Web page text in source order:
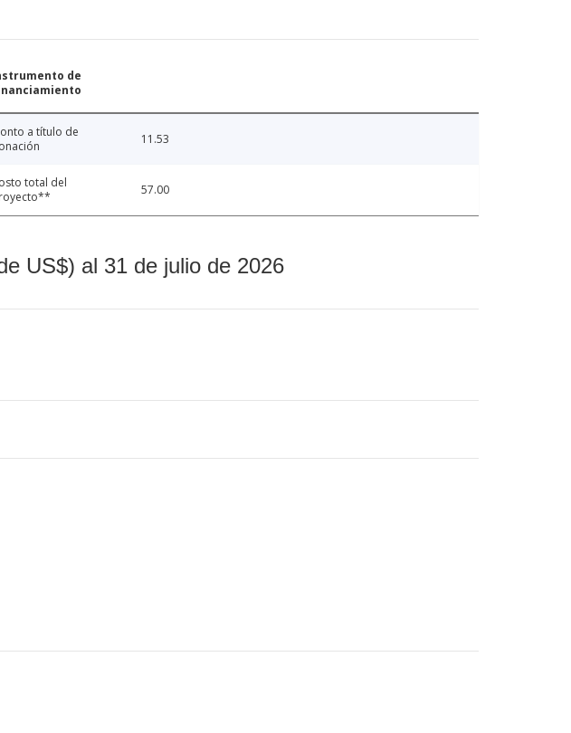
de
a título de
11.53
total del
57.00
US$) al 31 de julio de 2026